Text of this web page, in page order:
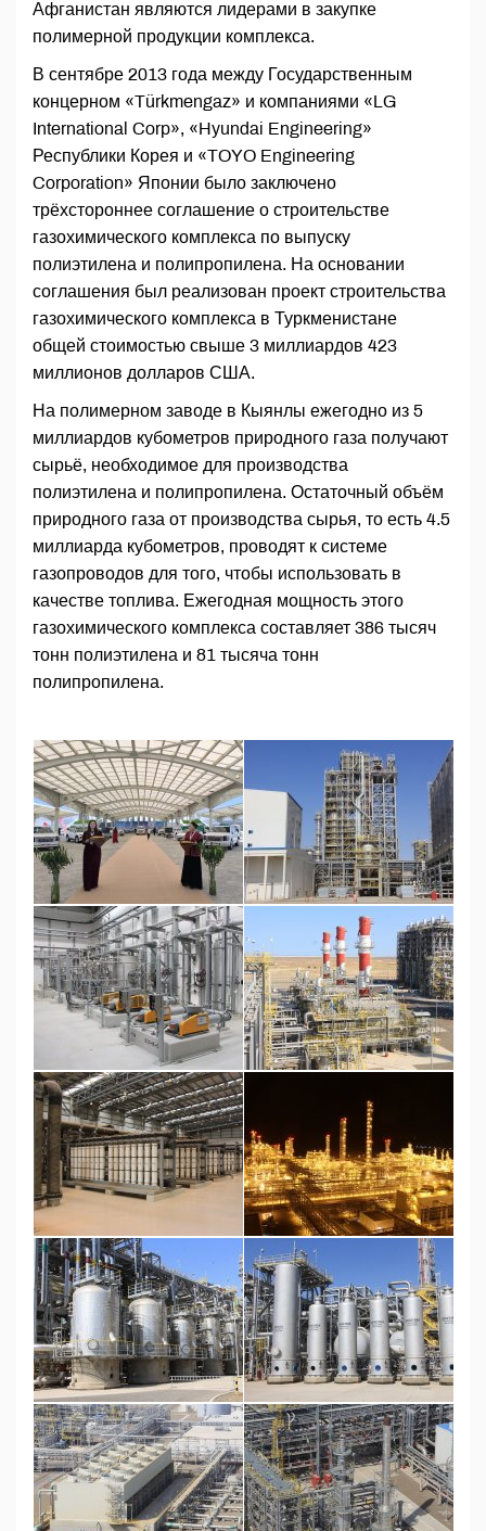
Афганистан являются лидерами в закупке
полимерной продукции комплекса.
В сентябре 2013 года между Государственным
концерном «Türkmengaz» и компаниями «LG
International Corp», «Hyundai Engineering»
Республики Корея и «TOYO Engineering
Corporation» Японии было заключено
трёхстороннее соглашение о строительстве
газохимического комплекса по выпуску
полиэтилена и полипропилена. На основании
соглашения был реализован проект строительства
газохимического комплекса в Туркменистане
общей стоимостью свыше 3 миллиардов 423
миллионов долларов США.
На полимерном заводе в Кыянлы ежегодно из 5
миллиардов кубометров природного газа получают
сырьё, необходимое для производства
полиэтилена и полипропилена. Остаточный объём
природного газа от производства сырья, то есть 4.5
миллиарда кубометров, проводят к системе
газопроводов для того, чтобы использовать в
качестве топлива. Ежегодная мощность этого
газохимического комплекса составляет 386 тысяч
тонн полиэтилена и 81 тысяча тонн
полипропилена.